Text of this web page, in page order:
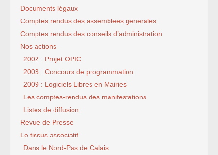
Documents légaux
Comptes rendus des assemblées générales
Comptes rendus des conseils d’administration
Nos actions
2002 : Projet OPIC
2003 : Concours de programmation
2009 : Logiciels Libres en Mairies
Les comptes-rendus des manifestations
Listes de diffusion
Revue de Presse
Le tissus associatif
Dans le Nord-Pas de Calais